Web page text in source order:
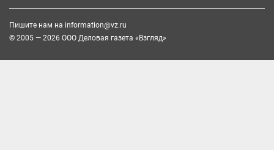
Пишите нам на information@vz.ru
© 2005 — 2026 ООО Деловая газета «Взгляд»